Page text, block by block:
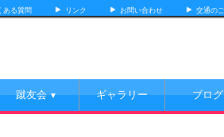
ある質問 リンク お問い合わせ 交通の
蹴友会▼ ギャラリー ブログ